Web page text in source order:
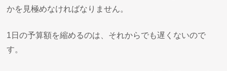
かを見極めなければなりません。
1日の予算額を縮めるのは、それからでも遅くないので
す。